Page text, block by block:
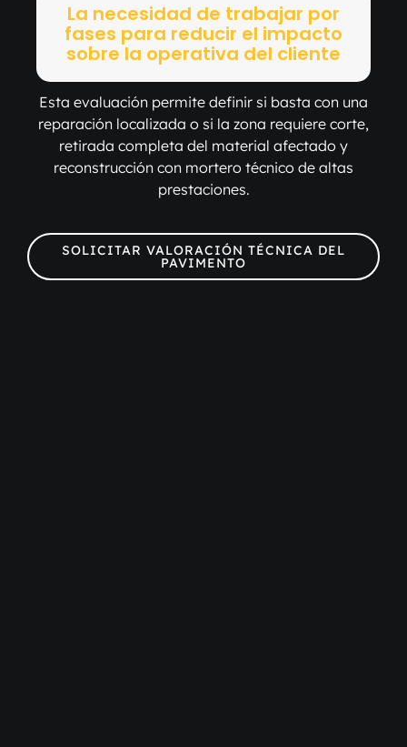
La necesidad de trabajar por
fases para reducir el impacto
sobre la operativa del cliente
Esta evaluación permite definir si basta con una
reparación localizada o si la zona requiere corte,
retirada completa del material afectado y
reconstrucción con mortero técnico de altas
prestaciones.
SOLICITAR VALORACIÓN TÉCNICA DEL
PAVIMENTO